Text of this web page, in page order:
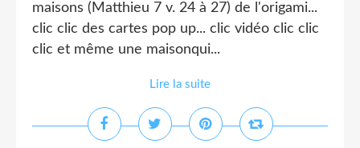
maisons (Matthieu 7 v. 24 à 27) de l'origami...
clic clic des cartes pop up... clic vidéo clic clic
clic et même une maisonqui...
Lire la suite